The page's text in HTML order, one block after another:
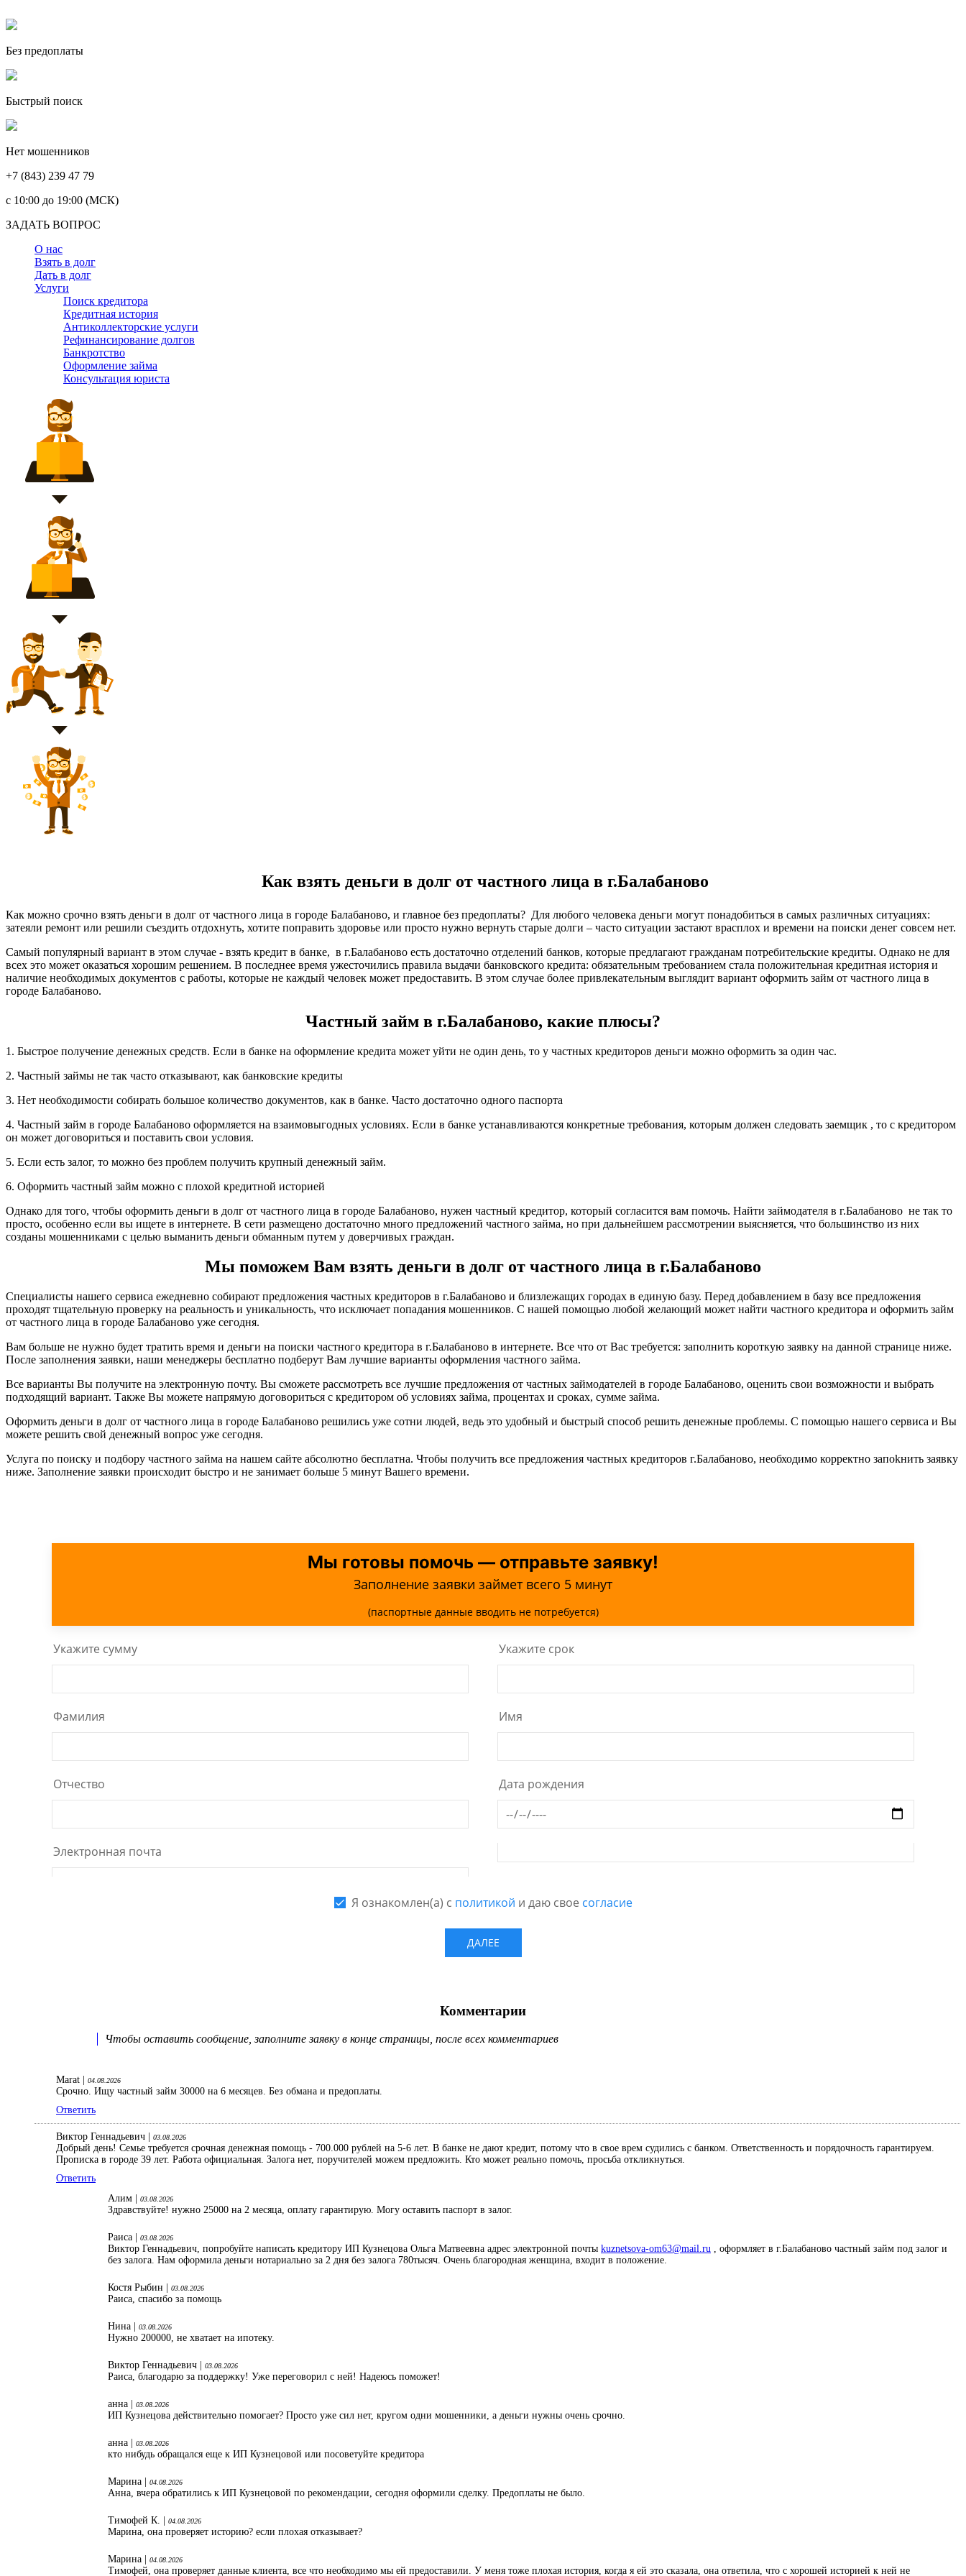
Без предоплаты
Быстрый поиск
Нет мошенников
+7 (843) 239 47 79
c 10:00 до 19:00 (МСК)
ЗАДАТЬ ВОПРОС
О нас
Взять в долг
Дать в долг
Услуги
Поиск кредитора
Кредитная история
Антиколлекторские услуги
Рефинансирование долгов
Банкротство
Оформление займа
Консультация юриста
Как взять деньги в долг от частного лица в г.Балабаново
Как можно срочно взять деньги в долг от частного лица в городе Балабаново, и главное без предоплаты? Для любого человека деньги могут понадобиться в самых различных ситуациях:
затеяли ремонт или решили съездить отдохнуть, хотите поправить здоровье или просто нужно вернуть старые долги – часто ситуации застают врасплох и времени на поиски денег совсем нет.
Самый популярный вариант в этом случае - взять кредит в банке, в г.Балабаново есть достаточно отделений банков, которые предлагают гражданам потребительские кредиты. Однако не для
всех это может оказаться хорошим решением. В последнее время ужесточились правила выдачи банковского кредита: обязательным требованием стала положительная кредитная история и
наличие необходимых документов с работы, которые не каждый человек может предоставить. В этом случае более привлекательным выглядит вариант оформить займ от частного лица в
городе Балабаново.
Частный займ в г.Балабаново, какие плюсы?
1. Быстрое получение денежных средств. Если в банке на оформление кредита может уйти не один день, то у частных кредиторов деньги можно оформить за один час.
2. Частный займы не так часто отказывают, как банковские кредиты
3. Нет необходимости собирать большое количество документов, как в банке. Часто достаточно одного паспорта
4. Частный займ в городе Балабаново оформляется на взаимовыгодных условиях. Если в банке устанавливаются конкретные требования, которым должен следовать заемщик , то с кредитором
он может договориться и поставить свои условия.
5. Если есть залог, то можно без проблем получить крупный денежный займ.
6. Оформить частный займ можно с плохой кредитной историей
Однако для того, чтобы оформить деньги в долг от частного лица в городе Балабаново, нужен частный кредитор, который согласится вам помочь. Найти займодателя в г.Балабаново не так то
просто, особенно если вы ищете в интернете. В сети размещено достаточно много предложений частного займа, но при дальнейшем рассмотрении выясняется, что большинство из них
созданы мошенниками с целью выманить деньги обманным путем у доверчивых граждан.
Мы поможем Вам взять деньги в долг от частного лица в г.Балабаново
Специалисты нашего сервиса ежедневно собирают предложения частных кредиторов в г.Балабаново и близлежащих городах в единую базу. Перед добавлением в базу все предложения
проходят тщательную проверку на реальность и уникальность, что исключает попадания мошенников. С нашей помощью любой желающий может найти частного кредитора и оформить займ
от частного лица в городе Балабаново уже сегодня.
Вам больше не нужно будет тратить время и деньги на поиски частного кредитора в г.Балабаново в интернете. Все что от Вас требуется: заполнить короткую заявку на данной странице ниже.
После заполнения заявки, наши менеджеры бесплатно подберут Вам лучшие варианты оформления частного займа.
Все варианты Вы получите на электронную почту. Вы сможете рассмотреть все лучшие предложения от частных займодателей в городе Балабаново, оценить свои возможности и выбрать
подходящий вариант. Также Вы можете напрямую договориться с кредитором об условиях займа, процентах и сроках, сумме займа.
Оформить деньги в долг от частного лица в городе Балабаново решились уже сотни людей, ведь это удобный и быстрый способ решить денежные проблемы. С помощью нашего сервиса и Вы
можете решить свой денежный вопрос уже сегодня.
Услуга по поиску и подбору частного займа на нашем сайте абсолютно бесплатна. Чтобы получить все предложения частных кредиторов г.Балабаново, необходимо корректно запоkнить заявку
ниже. Заполнение заявки происходит быстро и не занимает больше 5 минут Вашего времени.
Комментарии
Чтобы оставить сообщение, заполните заявку в конце страницы, после всех комментариев
Marat | 04.08.2026
Срочно. Ищу частный займ 30000 на 6 месяцев. Без обмана и предоплаты.
Ответить
Виктор Геннадьевич | 03.08.2026
Добрый день! Семье требуется срочная денежная помощь - 700.000 рублей на 5-6 лет. В банке не дают кредит, потому что в свое врем судились с банком. Ответственность и порядочность гарантируем.
Прописка в городе 39 лет. Работа официальная. Залога нет, поручителей можем предложить. Кто может реально помочь, просьба откликнуться.
Ответить
Алим | 03.08.2026
Здравствуйте! нужно 25000 на 2 месяца, оплату гарантирую. Могу оставить паспорт в залог.
Раиса | 03.08.2026
Виктор Геннадьевич, попробуйте написать кредитору ИП Кузнецова Ольга Матвеевна адрес электронной почты kuznetsova-om63@mail.ru , оформляет в г.Балабаново частный займ под залог и
без залога. Нам оформила деньги нотариально за 2 дня без залога 780тысяч. Очень благородная женщина, входит в положение.
Костя Рыбин | 03.08.2026
Раиса, спасибо за помощь
Нина | 03.08.2026
Нужно 200000, не хватает на ипотеку.
Виктор Геннадьевич | 03.08.2026
Раиса, благодарю за поддержку! Уже переговорил с ней! Надеюсь поможет!
анна | 03.08.2026
ИП Кузнецова действительно помогает? Просто уже сил нет, кругом одни мошенники, а деньги нужны очень срочно.
анна | 03.08.2026
кто нибудь обращался еще к ИП Кузнецовой или посоветуйте кредитора
Марина | 04.08.2026
Анна, вчера обратились к ИП Кузнецовой по рекомендации, сегодня оформили сделку. Предоплаты не было.
Тимофей К. | 04.08.2026
Марина, она проверяет историю? если плохая отказывает?
Марина | 04.08.2026
Тимофей, она проверяет данные клиента, все что необходимо мы ей предоставили. У меня тоже плохая история, когда я ей это сказала, она ответила, что с хорошей историей к ней не